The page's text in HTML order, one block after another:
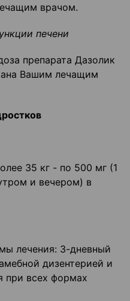
врачом.
печени
препарата Дазолик
Вашим лечащим
35 кг - по 500 мг (1
и вечером) в
лечения: 3-дневный
дизентерией и
при всех формах